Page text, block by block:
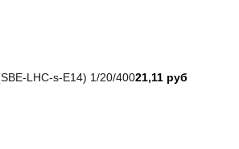
LHC-s-E14) 1/20/40021,11 руб